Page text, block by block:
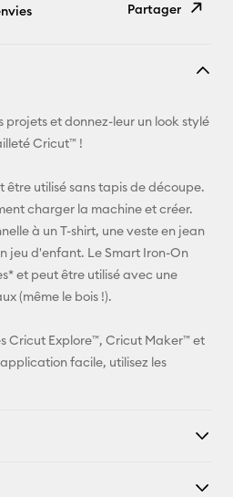
Partager
E-mail
Facebook
projets et donnez-leur un look stylé
Cricut™ !
utilisé sans tapis de découpe.
charger la machine et créer.
à un T-shirt, une veste en jean
jeu d'enfant. Le Smart Iron-On
et peut être utilisé avec une
(même le bois !).
Cricut Explore™, Cricut Maker™ et
facile, utilisez les